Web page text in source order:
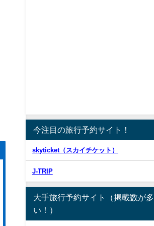
今注目の旅行予約サイト！
skyticket（スカイチケット）
J-TRIP
大手旅行予約サイト（掲載数が多
い！）